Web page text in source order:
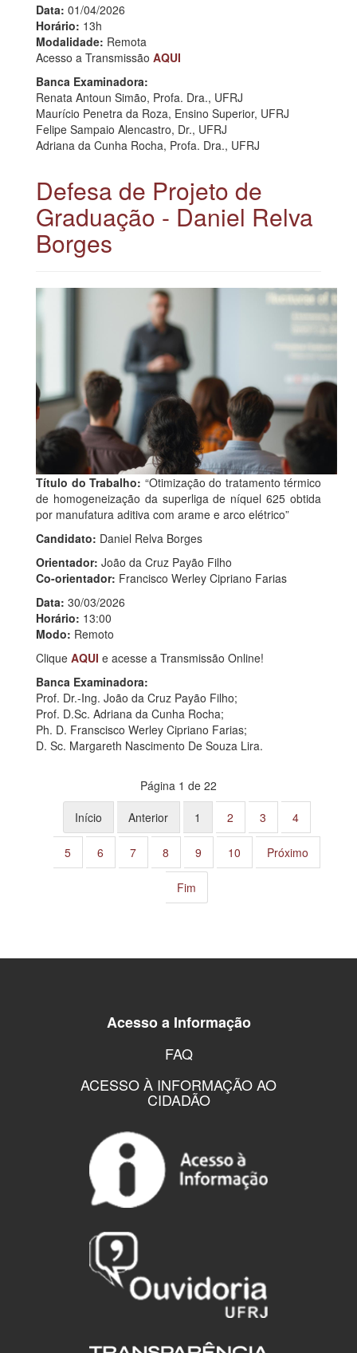
Data: 01/04/2026
Horário: 13h
Modalidade: Remota
Acesso a Transmissão AQUI
Banca Examinadora:
Renata Antoun Simão, Profa. Dra., UFRJ
Maurício Penetra da Roza, Ensino Superior, UFRJ
Felipe Sampaio Alencastro, Dr., UFRJ
Adriana da Cunha Rocha, Profa. Dra., UFRJ
Defesa de Projeto de
Graduação - Daniel Relva
Borges
Título do Trabalho: “Otimização do tratamento térmico
de homogeneização da superliga de níquel 625 obtida
por manufatura aditiva com arame e arco elétrico”
Candidato: Daniel Relva Borges
Orientador: João da Cruz Payão Filho
Co-orientador: Francisco Werley Cipriano Farias
Data: 30/03/2026
Horário: 13:00
Modo: Remoto
Clique AQUI e acesse a Transmissão Online!
Banca Examinadora:
Prof. Dr.-Ing. João da Cruz Payão Filho;
Prof. D.Sc. Adriana da Cunha Rocha;
Ph. D. Franscisco Werley Cipriano Farias;
D. Sc. Margareth Nascimento De Souza Lira.
Página 1 de 22
Início
Anterior 1 2 3 4
5 6 7 8 9 10 Próximo
Fim
Acesso a Informação
FAQ
ACESSO À INFORMAÇÃO AO
CIDADÃO